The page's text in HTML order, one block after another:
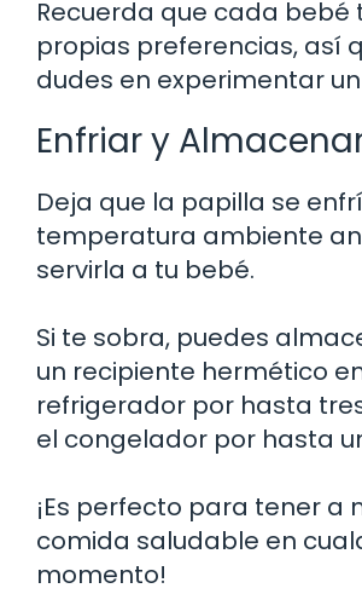
Recuerda que cada bebé
propias preferencias, así
dudes en experimentar
Enfriar y
Deja que la papilla se
temperatura ambiente
servirla a tu bebé.
Si te sobra, puedes
un recipiente hermético
refrigerador por hasta
el congelador por hasta
¡Es perfecto para tener a
comida saludable en
momento!